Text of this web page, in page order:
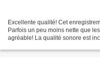
Excellente qualité! Cet
Parfois un peu moins nette que
agréable! La qualité sonore est